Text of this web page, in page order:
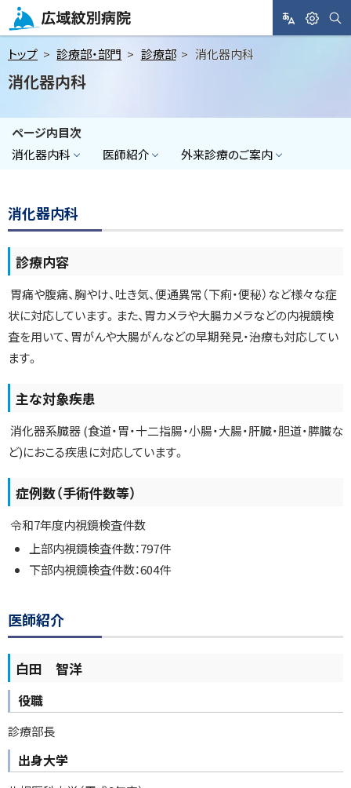
ニ
ー
本
広域紋別病院
L
A
E
閲
イ
トップ 診療部・部門 診療部 消化器内科
消化器内科
ページ内目次
消化器内科
医師紹介 外来診療のご案内
消化器内科
診療内容
胃痛や腹痛、胸やけ、吐き気、便通異常（下痢・便秘）など様々な症
状に対応しています。また、胃カメラや大腸カメラなどの内視鏡検
査を用いて、胃がんや大腸がんなどの早期発見・治療も対応してい
ます。
主な対象疾患
消化器系臓器 (食道・胃・十二指腸・小腸・大腸・肝臓・胆道・膵臓な
ど)におこる疾患に対応しています。
症例数（手術件数等）
令和7年度内視鏡検査件数
上部内視鏡検査件数：797件
下部内視鏡検査件数：604件
ト
ッ
プ
に
戻
医師紹介
白田 智洋
役職
診療部長
出身大学